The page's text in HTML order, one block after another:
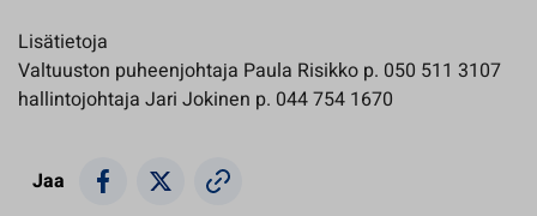
Lisätietoja
Valtuuston puheenjohtaja Paula Risikko p. 050 511 3107
hallintojohtaja Jari Jokinen p. 044 754 1670
Jaa